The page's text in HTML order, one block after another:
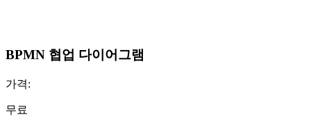
BPMN 협업 다이어그램
가격:
무료